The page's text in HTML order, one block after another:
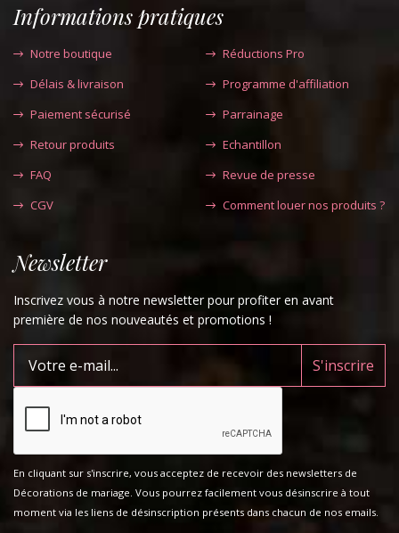
Informations pratiques
Notre boutique
Délais & livraison
Paiement sécurisé
Retour produits
FAQ
CGV
Réductions Pro
Programme d'affiliation
Parrainage
Echantillon
Revue de presse
Comment louer nos produits ?
Newsletter
Inscrivez vous à notre newsletter pour profiter en avant
première de nos nouveautés et promotions !
En cliquant sur s'inscrire, vous acceptez de recevoir des newsletters de
Décorations de mariage. Vous pourrez facilement vous désinscrire à tout
moment via les liens de désinscription présents dans chacun de nos emails.